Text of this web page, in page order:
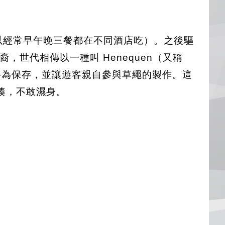
常早午晚三餐都在不同酒店吃）。之後驅
，世代相傳以一種叫 Henequen（又稱
保存，並讓遊客親自參與草繩的製作。這
不敢濕身。